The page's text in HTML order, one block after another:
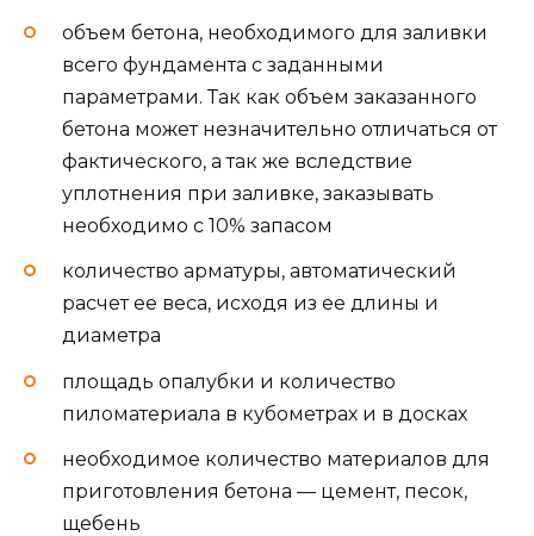
объем бетона, необходимого для заливки
всего фундамента с заданными
параметрами. Так как объем заказанного
бетона может незначительно отличаться от
фактического, а так же вследствие
уплотнения при заливке, заказывать
необходимо с 10% запасом
количество арматуры, автоматический
расчет ее веса, исходя из ее длины и
диаметра
площадь опалубки и количество
пиломатериала в кубометрах и в досках
необходимое количество материалов для
приготовления бетона — цемент, песок,
щебень